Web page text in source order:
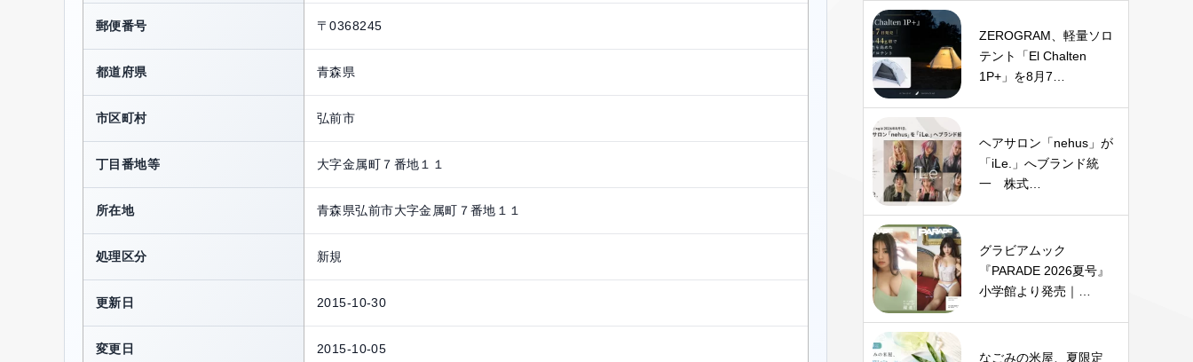
郵便番号 〒0368245
都道府県 青森県
市区町村 弘前市
丁目番地等 大字金属町７番地１１
所在地 青森県弘前市大字金属町７番地１１
処理区分 新規
更新日 2015-10-30
変更日 2015-10-05
ZEROGRAM、軽量ソロ
テント「El Chalten
1P+」を8月7…
ヘアサロン「nehus」が
「iLe.」へブランド統
一 株式…
グラビアムック
『PARADE 2026夏号』
小学館より発売｜…
なごみの米屋、夏限定